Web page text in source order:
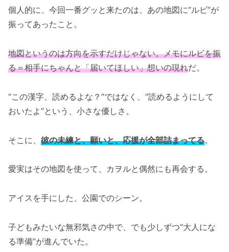
個人的に、今回一番グッと来たのは、あの地図に“ルビ”が
振ってあったこと。
地図というのは方向を示すだけじゃない。メモにルビを振
る＝相手にちゃんと「届いてほしい」想いの現れだ。
“この漢字、読めるよな？”ではなく、“読めるようにして
おいたよ”という、小さな優しさ。
そこに、 彼の未練と、願いと、応援が全部詰まってる。
愛実はその地図を使って、カヲルと偶然にも再会する。
アイスを手にした、公園でのシーン。
子どもみたいな無邪気さの中で、でも少しずつ“大人にな
る準備”が進んでいた。